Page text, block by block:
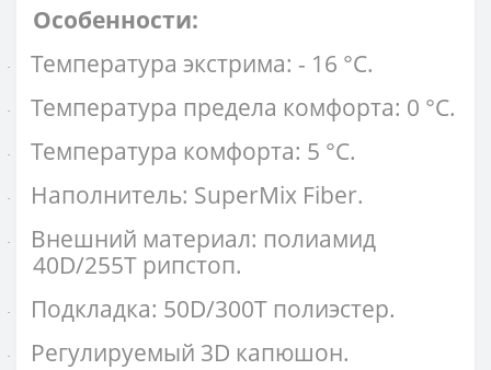
Особенности:
· Температура экстрима: - 16 °C.
· Температура предела комфорта: 0 °C.
· Температура комфорта: 5 °C.
· Наполнитель: SuperMix Fiber.
·
Внешний материал: полиамид
40D/255T рипстоп.
· Подкладка: 50D/300T полиэстер.
· Регулируемый 3D капюшон.